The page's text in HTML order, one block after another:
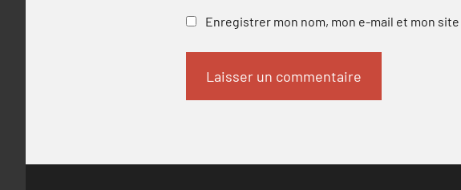
Enregistrer mon nom, mon e-mail et mon